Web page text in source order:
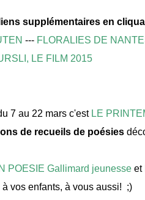
supplémentaires en
--- FLORALIES DE
LE FILM 2015
7 au 22 mars c'est LE
de recueils de poésies
POESIE Gallimard jeunesse et
à vos enfants, à vous aussi! ;)